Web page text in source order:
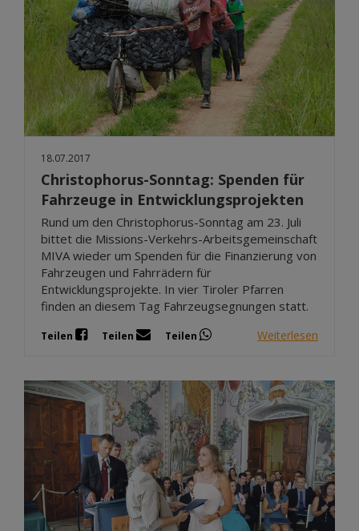
18.07.2017
Christophorus-Sonntag: Spenden für
Fahrzeuge in Entwicklungsprojekten
Rund um den Christophorus-Sonntag am 23. Juli
bittet die Missions-Verkehrs-Arbeitsgemeinschaft
MIVA wieder um Spenden für die Finanzierung von
Fahrzeugen und Fahrrädern für
Entwicklungsprojekte. In vier Tiroler Pfarren
finden an diesem Tag Fahrzeugsegnungen statt.
Teilen Teilen Teilen Weiterlesen